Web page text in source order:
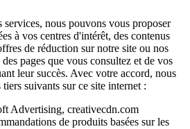
services, nous pouvons vous proposer
à vos centres d'intérêt, des contenus
de réduction sur notre site ou nos
pages que vous consultez et de vos
leur succès. Avec votre accord, nous
suivants sur ce site internet :
Advertising, creativecdn.com
de produits basées sur les